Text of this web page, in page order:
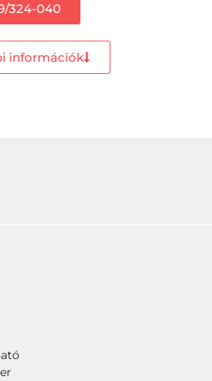
324-040
információk